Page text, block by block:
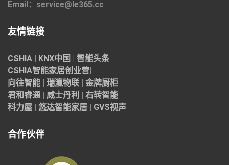
Email：service@le365.cc
友情链接
CSHIA KNX中国
智能头条
CSHIA智能家居创业营
向往智能
瑞瀛物联
金牌厨柜
君和睿通
威士丹利
右转智能
科力屋
悠达智能家居 GVS视声
合作伙伴